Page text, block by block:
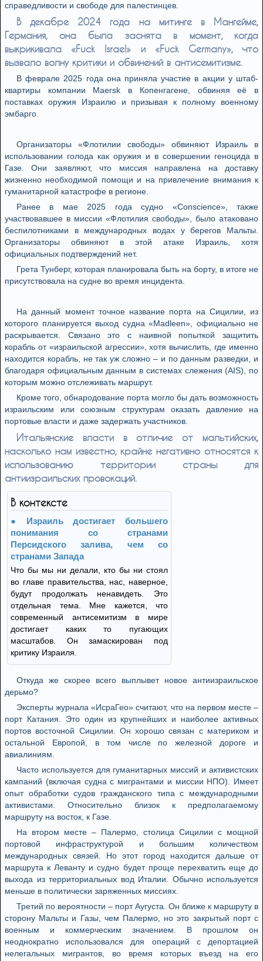
справедливости и свободе для палестинцев.
В декабре 2024 года на митинге в Мангейме,
Германия, она была заснята в момент, когда
выкрикивала «Fuck Israel» и «Fuck Germany», что
вызвало волну критики и обвинений в антисемитизме.
В феврале 2025 года она приняла участие в акции у штаб-
квартиры компании Maersk в Копенгагене, обвиняя её в
поставках оружия Израилю и призывая к полному военному
эмбарго.
Организаторы «Флотилии свободы» обвиняют Израиль в
использовании голода как оружия и в совершении геноцида в
Газе. Они заявляют, что миссия направлена на доставку
жизненно необходимой помощи и на привлечение внимания к
гуманитарной катастрофе в регионе.
Ранее в мае 2025 года судно «Conscience», также
участвовавшее в миссии «Флотилия свободы», было атаковано
беспилотниками в международных водах у берегов Мальты.
Организаторы обвиняют в этой атаке Израиль, хотя
официальных подтверждений нет.
Грета Тунберг, которая планировала быть на борту, в итоге не
присутствовала на судне во время инцидента.
На данный момент точное название порта на Сицилии, из
которого планируется выход судна «Madleen», официально не
раскрывается. Связано это с наивной попыткой защитить
корабль от «израильской агрессии», хотя вычислить, где именно
находится корабль, не так уж сложно – и по данным разведки, и
благодаря официальным данным в системах слежения (AIS), по
которым можно отслеживать маршрут.
Кроме того, обнародование порта могло бы дать возможность
израильским или союзным структурам оказать давление на
портовые власти и даже задержать участников.
Итальянские власти в отличие от мальтийских,
насколько нам известно, крайне негативно относятся к
использованию территории страны для
антиизраильских провокаций.
В контексте
Израиль достигает большего
понимания со странами
Персидского залива, чем со
странами Запада
Что бы мы ни делали, кто бы ни стоял
во главе правительства, нас, наверное,
будут продолжать ненавидеть. Это
отдельная тема. Мне кажется, что
современный антисемитизм в мире
достигает каких то пугающих
масштабов. Он замаскирован под
критику Израиля.
Откуда же скорее всего выплывет новое антиизраильское
дерьмо?
Эксперты журнала «ИсраГео» считают, что на первом месте –
порт Катания. Это один из крупнейших и наиболее активных
портов восточной Сицилии. Он хорошо связан с материком и
остальной Европой, в том числе по железной дороге и
авиалиниям.
Часто используется для гуманитарных миссий и активистских
кампаний (включая судна с мигрантами и миссии НПО). Имеет
опыт обработки судов гражданского типа с международными
активистами. Относительно близок к предполагаемому
маршруту на восток, к Газе.
На втором месте – Палермо, столица Сицилии с мощной
портовой инфраструктурой и большим количеством
международных связей. Но этот город находится дальше от
маршрута к Леванту и судно будет проще перехватить еще до
выхода из территориальных вод Италии. Обычно используется
меньше в политически заряженных миссиях.
Третий по вероятности – порт Аугуста. Он ближе к маршруту в
сторону Мальты и Газы, чем Палермо, но это закрытый порт с
военным и коммерческим значением. В прошлом он
неоднократно использовался для операций с депортацией
нелегальных мигрантов, во время которых въезд на его